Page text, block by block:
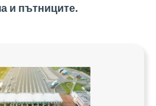
и пътниците.